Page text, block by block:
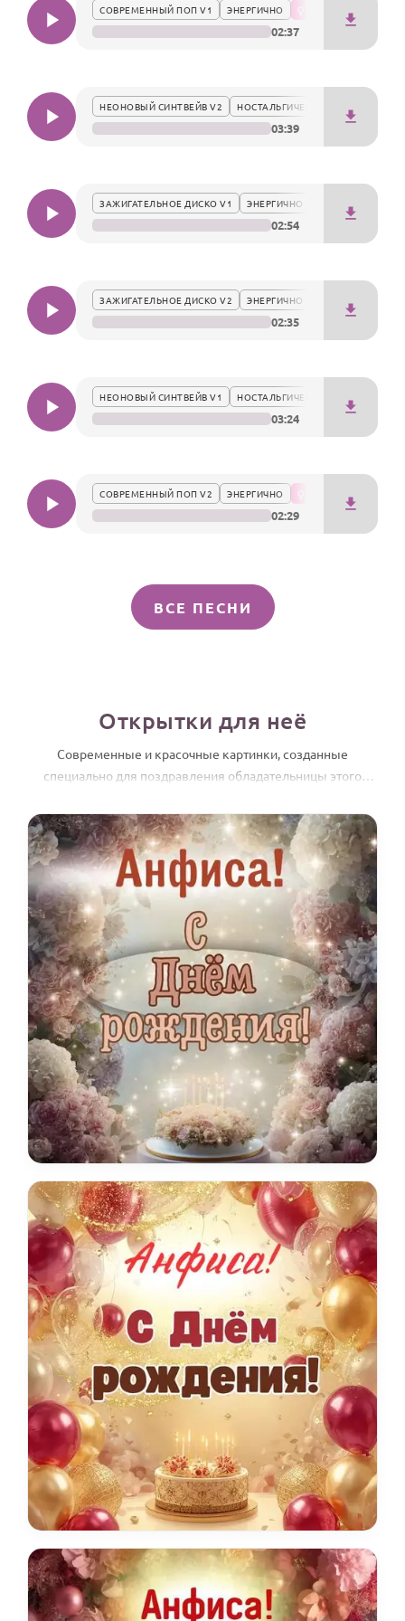
По годамСОВРЕМЕННЫЙ ПОП V1 ЭНЕРГИЧНО
02:37
НЕОНОВЫЙ СИНТВЕЙВ V2 НОСТАЛЬГИЧЕСКИ
03:39
ЗАЖИГАТЕЛЬНОЕ ДИСКО V1 ЭНЕРГИЧНО
02:54
ЗАЖИГАТЕЛЬНОЕ ДИСКО V2 ЭНЕРГИЧНО
02:35
НЕОНОВЫЙ СИНТВЕЙВ V1 НОСТАЛЬГИЧЕСКИ
03:24
СОВРЕМЕННЫЙ ПОП V2 ЭНЕРГИЧНО
02:29
ВСЕ ПЕСНИ
Открытки для неё
Современные и красочные картинки, созданные
специально для поздравления обладательницы этого